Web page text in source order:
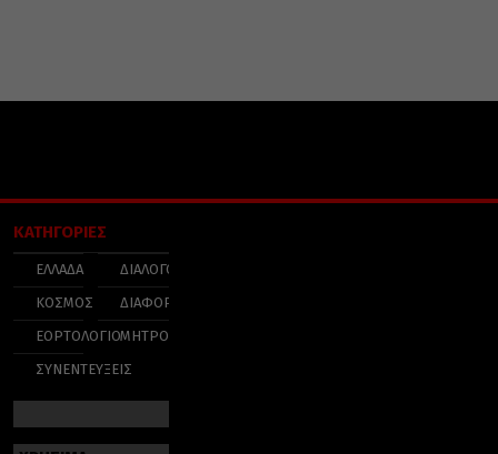
ΚΑΤΗΓΟΡΙΕΣ
ΕΛΛΑΔΑ
ΚΟΣΜΟΣ
ΕΟΡΤΟΛΟΓΙΟ
ΣΥΝΕΝΤΕΥΞΕΙΣ
ΔΙΑΛΟΓΟΣ
ΔΙΑΦΟΡΑ
ΜΗΤΡΟΠΟΛΕΙΣ